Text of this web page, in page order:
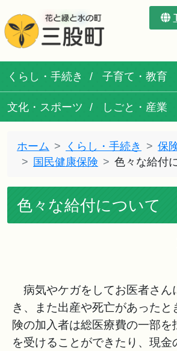
くらし・手続き 子育て・教育
文化・スポーツ しごと・産業
ホーム くらし・手続き
保
国民健康保険
色々な給付
色々な給付について
病気やケガをしてお医者さん
き、また出産や死亡があったと
険の加入者は総医療費の一部を
を受けることができたり、現金